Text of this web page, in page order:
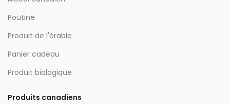
Poutine
Produit de l'érable
Panier cadeau
Produit biologique
Produits canadiens